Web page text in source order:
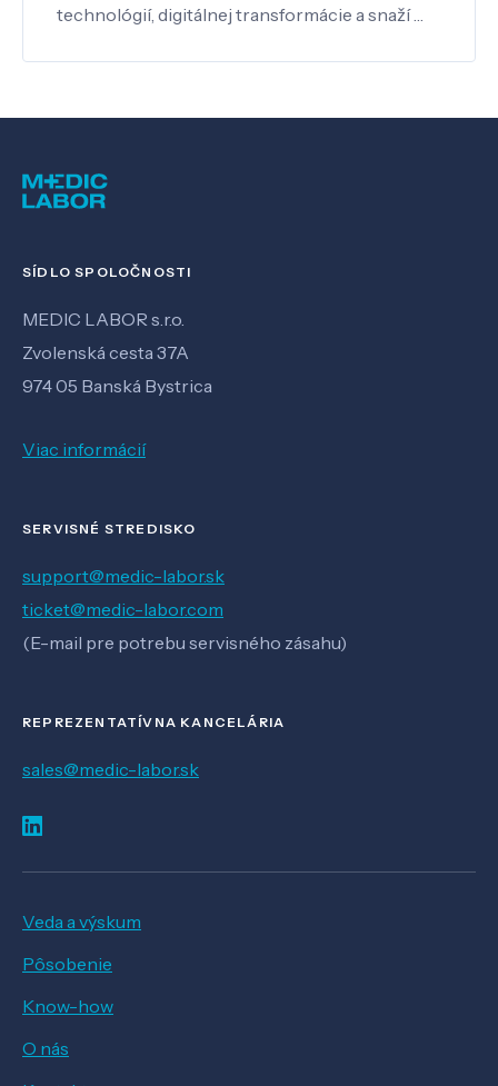
technológií, digitálnej transformácie a snaží …
SÍDLO SPOLOČNOSTI
MEDIC LABOR s.r.o.
Zvolenská cesta 37A
974 05 Banská Bystrica
Viac informácií
SERVISNÉ STREDISKO
support@medic-labor.sk
ticket@medic-labor.com
(E-mail pre potrebu servisného zásahu)
REPREZENTATÍVNA KANCELÁRIA
sales@medic-labor.sk
Veda a výskum
Pôsobenie
Know-how
O nás